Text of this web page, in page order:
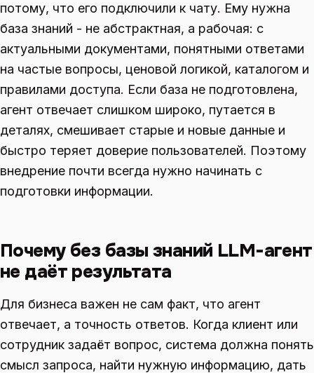
потому, что его подключили к чату. Ему нужна
база знаний - не абстрактная, а рабочая: с
актуальными документами, понятными ответами
на частые вопросы, ценовой логикой, каталогом и
правилами доступа. Если база не подготовлена,
агент отвечает слишком широко, путается в
деталях, смешивает старые и новые данные и
быстро теряет доверие пользователей. Поэтому
внедрение почти всегда нужно начинать с
подготовки информации.
Почему без базы знаний LLM-агент
не даёт результата
Для бизнеса важен не сам факт, что агент
отвечает, а точность ответов. Когда клиент или
сотрудник задаёт вопрос, система должна понять
смысл запроса, найти нужную информацию, дать